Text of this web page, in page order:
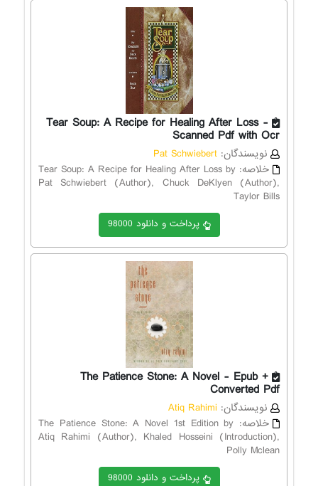
Tear Soup: A Recipe for Healing After Loss -
Scanned Pdf with Ocr
نویسندگان: Pat Schwiebert
خلاصه: Tear Soup: A Recipe for Healing After Loss by
Pat Schwiebert (Author), Chuck DeKlyen (Author),
Taylor Bills
پرداخت و دانلود 98000
The Patience Stone: A Novel - Epub +
Converted Pdf
نویسندگان: Atiq Rahimi
خلاصه: The Patience Stone: A Novel 1st Edition by
Atiq Rahimi (Author), Khaled Hosseini (Introduction),
Polly Mclean
پرداخت و دانلود 98000